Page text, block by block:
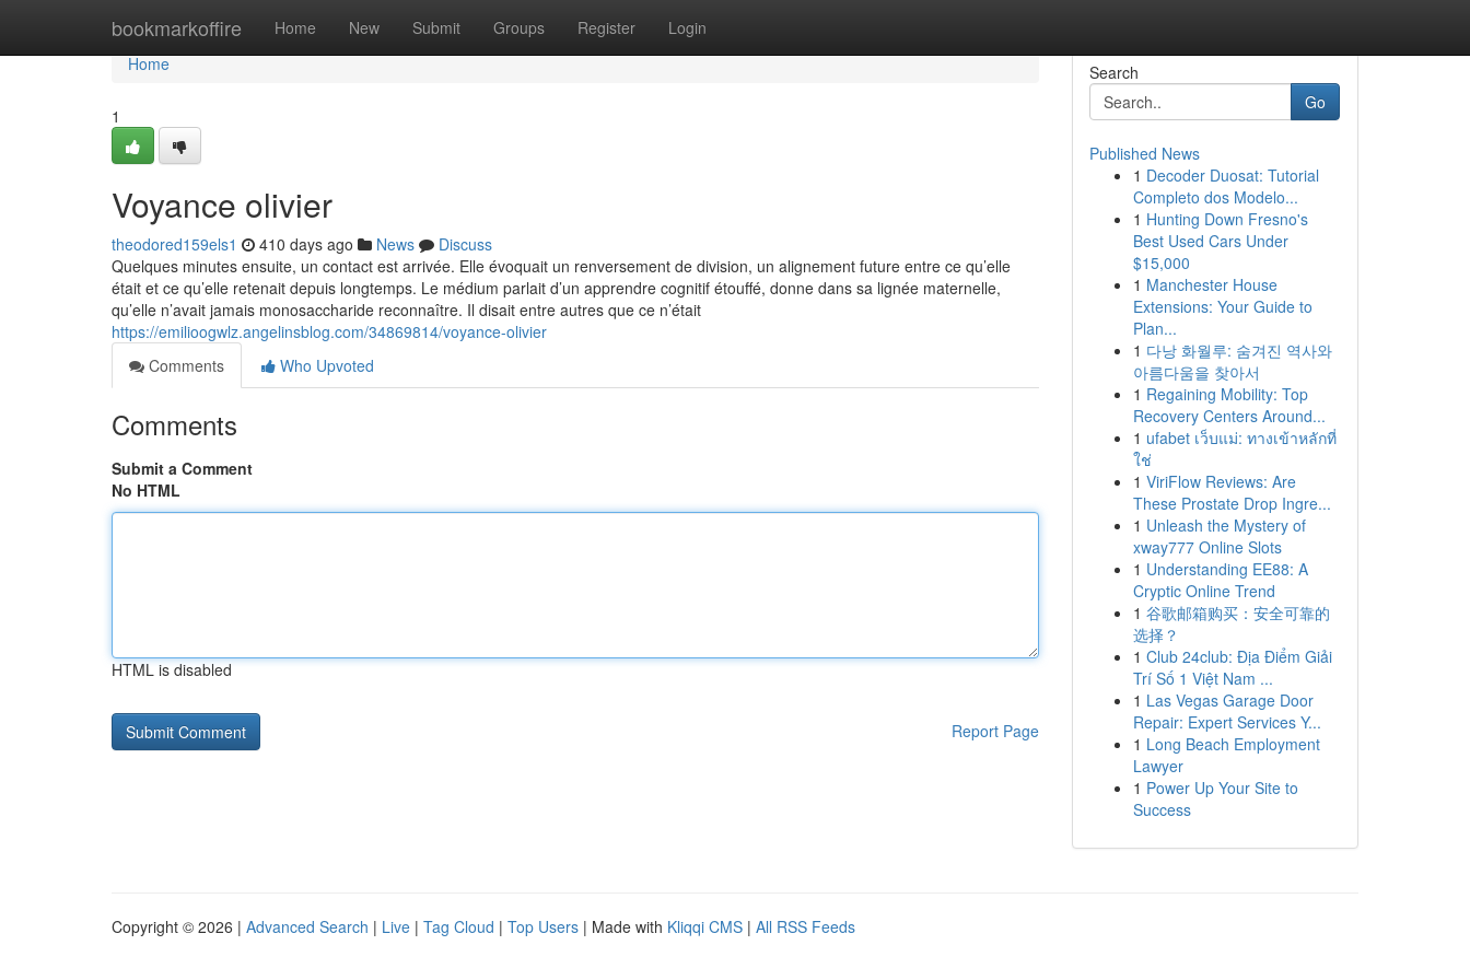
bookmarkoffire Home New Submit Groups Register Login
Home
Home
1
Voyance olivier
theodored159els1 410 days ago News
Discuss
Quelques minutes ensuite, un contact est arrivée. Elle évoquait un renversement de division, un alignement future entre ce qu’elle
était et ce qu’elle retenait depuis longtemps. Le médium parlait d’un apprendre cognitif étouffé, donne dans sa lignée maternelle,
qu’elle n’avait jamais monosaccharide reconnaître. Il disait entre autres que ce n’était
https://emilioogwlz.angelinsblog.com/34869814/voyance-olivier
Comments
Who Upvoted
Comments
Submit a Comment
No HTML
HTML is disabled
Report Page
Search
Go
Published News
1 Decoder Duosat: Tutorial
Completo dos Modelo...
1 Hunting Down Fresno's
Best Used Cars Under
$15,000
1 Manchester House
Extensions: Your Guide to
Plan...
1 다낭 화월루: 숨겨진 역사와
아름다움을 찾아서
1 Regaining Mobility: Top
Recovery Centers Around...
1 ufabet เว็บแม่: ทางเข้าหลักที่
ใช่
1 ViriFlow Reviews: Are
These Prostate Drop Ingre...
1 Unleash the Mystery of
xway777 Online Slots
1 Understanding EE88: A
Cryptic Online Trend
1 谷歌邮箱购买：安全可靠的
选择？
1 Club 24club: Địa Điểm Giải
Trí Số 1 Việt Nam ...
1 Las Vegas Garage Door
Repair: Expert Services Y...
1 Long Beach Employment
Lawyer
1 Power Up Your Site to
Success
Copyright © 2026 | Advanced Search | Live | Tag Cloud | Top Users | Made with Kliqqi CMS | All RSS Feeds